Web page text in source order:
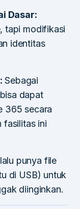
Dasar:
tapi modifikasi
identitas
Sebagai
dapat
365 secara
fasilitas ini
punya file
di USB) untuk
diinginkan.